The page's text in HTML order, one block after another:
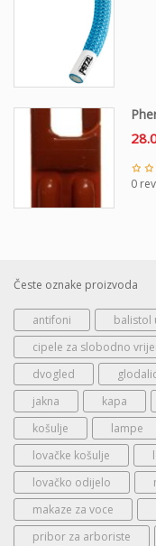
0
Česte oznake proizvoda
antifoni balistol
cipele za slobodno
dvogled
jakna
kapa
košulje
lampe
lovačke košulje
lovačko odijelo
makaze za voce
pribor za arboriste